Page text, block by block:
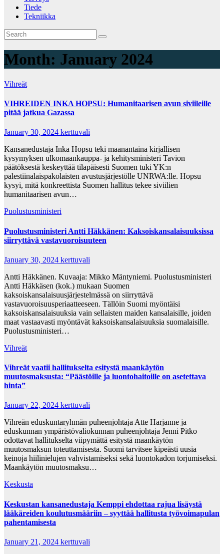
Tiede
Tekniikka
Month: January 2024
Vihreät
VIHREIDEN INKA HOPSU: Humanitaarisen avun siviileille
pitää jatkua Gazassa
January 30, 2024 kerttuvali
Kansanedustaja Inka Hopsu teki maanantaina kirjallisen
kysymyksen ulkomaankauppa- ja kehitysministeri Tavion
päätöksestä keskeyttää tilapäisesti Suomen tuki YK:n
palestiinalaispakolaisten avustusjärjestölle UNRWA:lle. Hopsu
kysyi, mitä konkreettista Suomen hallitus tekee siviilien
humanitaarisen avun…
Puolustusministeri
Puolustusministeri Antti Häkkänen: Kaksoiskansalaisuuksissa
siirryttävä vastavuoroisuuteen
January 30, 2024 kerttuvali
Antti Häkkänen. Kuvaaja: Mikko Mäntyniemi. Puolustusministeri
Antti Häkkäsen (kok.) mukaan Suomen
kaksoiskansalaisuusjärjestelmässä on siirryttävä
vastavuoroisuusperiaatteeseen. Tällöin Suomi myöntäisi
kaksoiskansalaisuuksia vain sellaisten maiden kansalaisille, joiden
maat vastaavasti myöntävät kaksoiskansalaisuuksia suomalaisille.
Puolustusministeri…
Vihreät
Vihreät vaatii hallitukselta esitystä maankäytön
muutosmaksusta: “Päästöille ja luontohaitoille on asetettava
hinta”
January 22, 2024 kerttuvali
Vihreän eduskuntaryhmän puheenjohtaja Atte Harjanne ja
eduskunnan ympäristövaliokunnan puheenjohtaja Jenni Pitko
odottavat hallitukselta viipymättä esitystä maankäytön
muutosmaksun toteuttamisesta. Suomi tarvitsee kipeästi uusia
keinoja hiilinielujen vahvistamiseksi sekä luontokadon torjumiseksi.
Maankäytön muutosmaksu…
Keskusta
Keskustan kansanedustaja Kemppi ehdottaa rajua lisäystä
lääkäreiden koulutusmääriin – syyttää hallitusta työvoimapulan
pahentamisesta
January 21, 2024 kerttuvali